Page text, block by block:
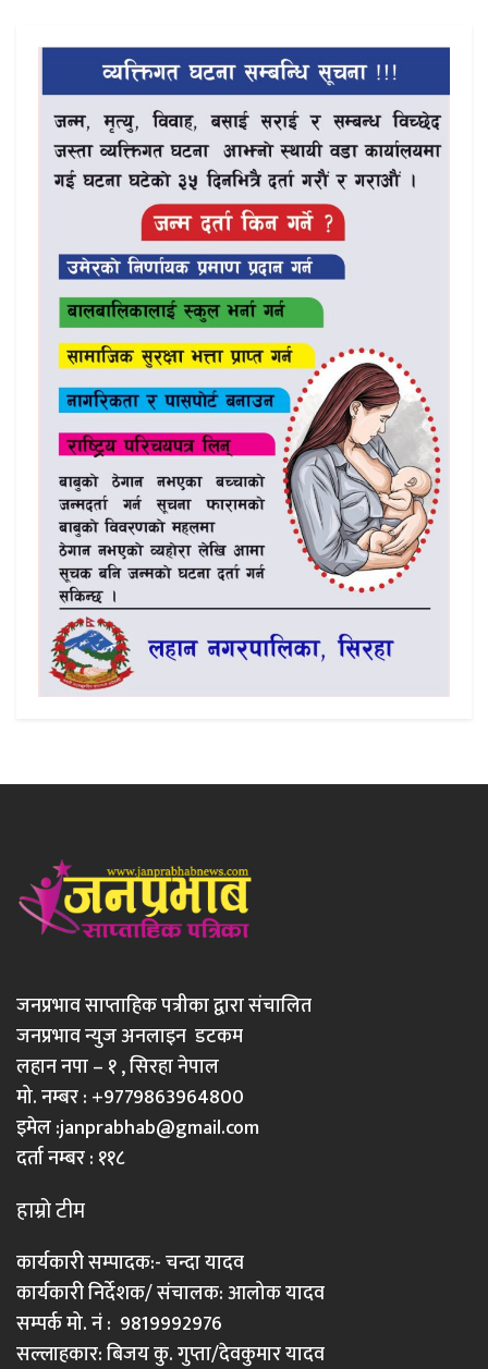
जनप्रभाव साप्ताहिक पत्रीका द्वारा संचालित
जनप्रभाव न्युज अनलाइन डटकम
लहान नपा – १ , सिरहा नेपाल
मो. नम्बर : +9779863964800
इमेल :janprabhab@gmail.com
दर्ता नम्बर : ११८
हाम्रो टीम
कार्यकारी सम्पादक:- चन्दा यादव
कार्यकारी निर्देशक/ संचालक: आलोक यादव
सम्पर्क मो. नं : 9819992976
सल्लाहकार: बिजय कु. गुप्ता/देवकुमार यादव